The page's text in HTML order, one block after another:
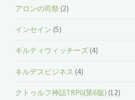
アロンの司祭 (2)
インセイン (5)
ギルティウィッチーズ(4)
キルデスビジネス (4)
クトゥルフ神話TRPG(第6版) (12)